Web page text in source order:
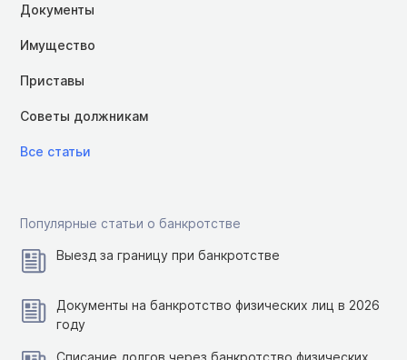
Документы
Имущество
Приставы
Советы должникам
Все статьи
Популярные статьи о банкротстве
Выезд за границу при банкротстве
Документы на банкротство физических лиц в 2026
году
Списание долгов через банкротство физических